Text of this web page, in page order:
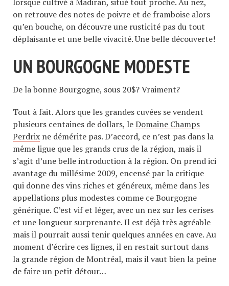
on retrouve des notes de poivre et de framboise alors
qu’en bouche, on découvre une rusticité pas du tout
déplaisante et une belle vivacité. Une belle découverte!
UN BOURGOGNE MODESTE
De la bonne Bourgogne, sous 20$? Vraiment?
Tout à fait. Alors que les grandes cuvées se vendent
plusieurs centaines de dollars, leDomaine Champs
Perdrix ne démérite pas. D’accord, ce n’est pas dans la
même ligue que les grands crus de la région, mais il
s’agit d’une belle introduction à la région. On prend ici
avantage du millésime 2009, encensé par la critique
qui donne des vins riches et généreux, même dans les
appellations plus modestes comme ce Bourgogne
générique. C’est vif et léger, avec un nez sur les cerises
et une longueur surprenante. Il est déjà très agréable
mais il pourrait aussi tenir quelques années en cave. Au
moment d’écrire ces lignes, il en restait surtout dans
la grande région de Montréal, mais il vaut bien la peine
de faire un petit détour…